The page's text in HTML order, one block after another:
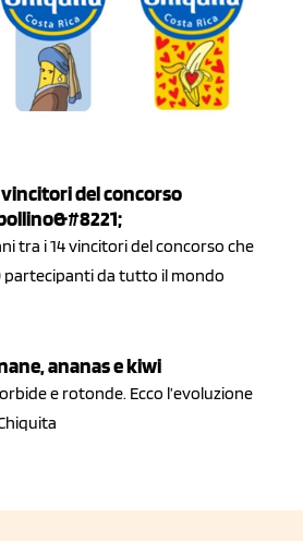
del concorso
tra i 14 vincitori del concorso che
da tutto il mondo
ananas e kiwi
e rotonde. Ecco l’evoluzione